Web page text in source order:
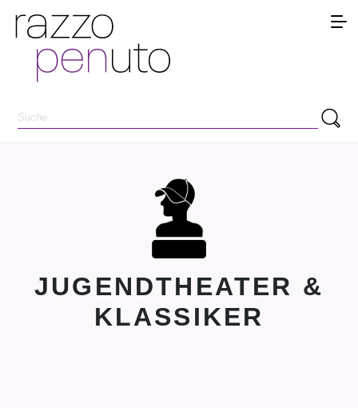
JUGENDTHEATER &
KLASSIKER